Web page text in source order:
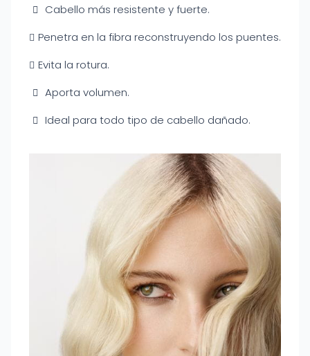
Cabello más resistente y fuerte.
Penetra en la fibra reconstruyendo los puentes.
Evita la rotura.
Aporta volumen.
Ideal para todo tipo de cabello dañado.